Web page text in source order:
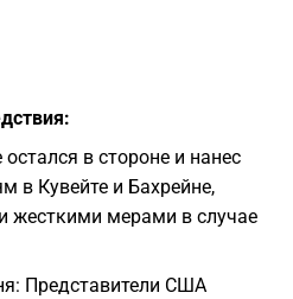
в стороне и нанес
в Кувейте и Бахрейне,
жесткими мерами в случае
Представители США